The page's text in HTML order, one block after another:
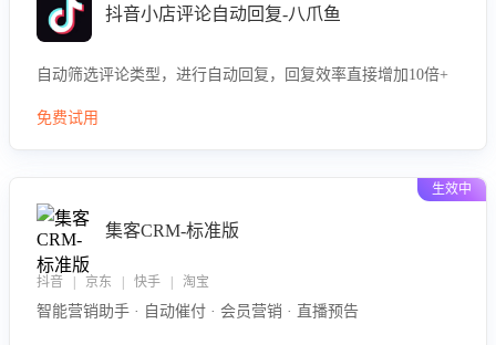
抖音小店评论自动回复-八爪鱼
自动筛选评论类型，进行自动回复，回复效率直接增加10倍+
免费试用
生效中
集客CRM-标准版
抖音 | 京东 | 快手 | 淘宝
智能营销助手 · 自动催付 · 会员营销 · 直播预告